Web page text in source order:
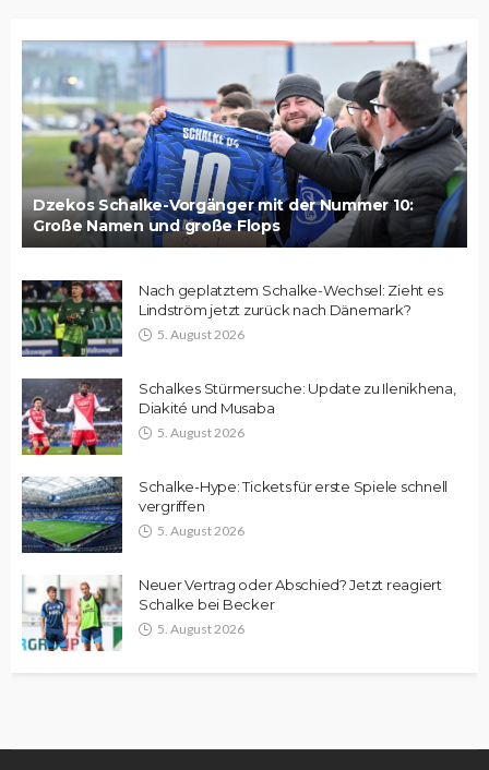
Dzekos Schalke-Vorgänger mit der Nummer 10:
Große Namen und große Flops
Nach geplatztem Schalke-Wechsel: Zieht es
Lindström jetzt zurück nach Dänemark?
5. August 2026
Schalkes Stürmersuche: Update zu Ilenikhena,
Diakité und Musaba
5. August 2026
Schalke-Hype: Tickets für erste Spiele schnell
vergriffen
5. August 2026
Neuer Vertrag oder Abschied? Jetzt reagiert
Schalke bei Becker
5. August 2026